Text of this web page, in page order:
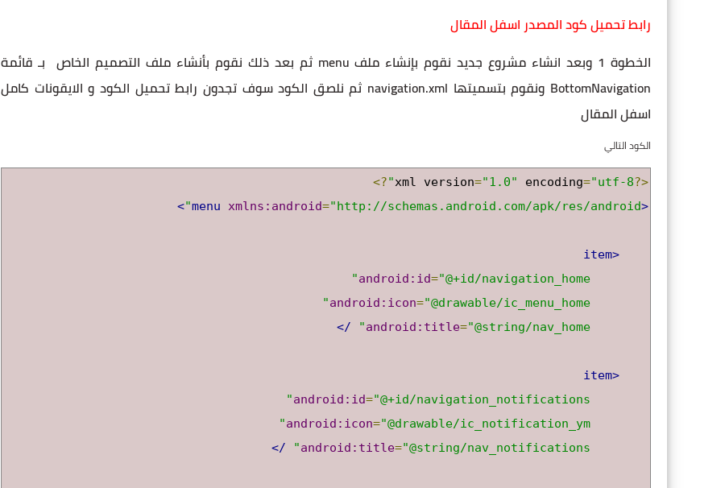
رابط تحميل كود المصدر اسفل المقال
الخطوة 1 وبعد انشاء مشروع جديد نقوم بإنشاء ملف menu ثم بعد ذلك نقوم بأنشاء ملف التصميم الخاص بـ قائمة
BottomNavigation ونقوم بتسميتها navigation.xml ثم نلصق الكود سوف تجدون رابط تحميل الكود و الايقونات كامل
اسفل المقال
الكود التالي
<?
xml version="1.0" encoding="utf-8"
?>
<menu
xmlns:android="http://schemas.android.com/apk/res/android"
>
<item
android:id="@+id/navigation_home"
android:icon="@drawable/ic_menu_home"
android:title="@string/nav_home"
/>
<item
android:id="@+id/navigation_notifications"
android:icon="@drawable/ic_notification_ym"
android:title="@string/nav_notifications"
/>